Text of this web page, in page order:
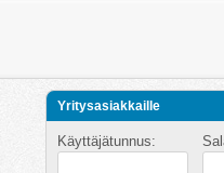
Yritysasiakkaille
Käyttäjätunnus: